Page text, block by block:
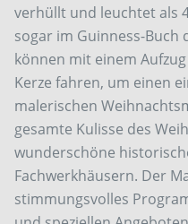
verhüllt und leuchtet als
sogar im Guinness-Buch
können mit einem
Kerze fahren, um einen
malerischen
gesamte Kulisse des
wunderschöne
Fachwerkhäusern. Der
stimmungsvolles